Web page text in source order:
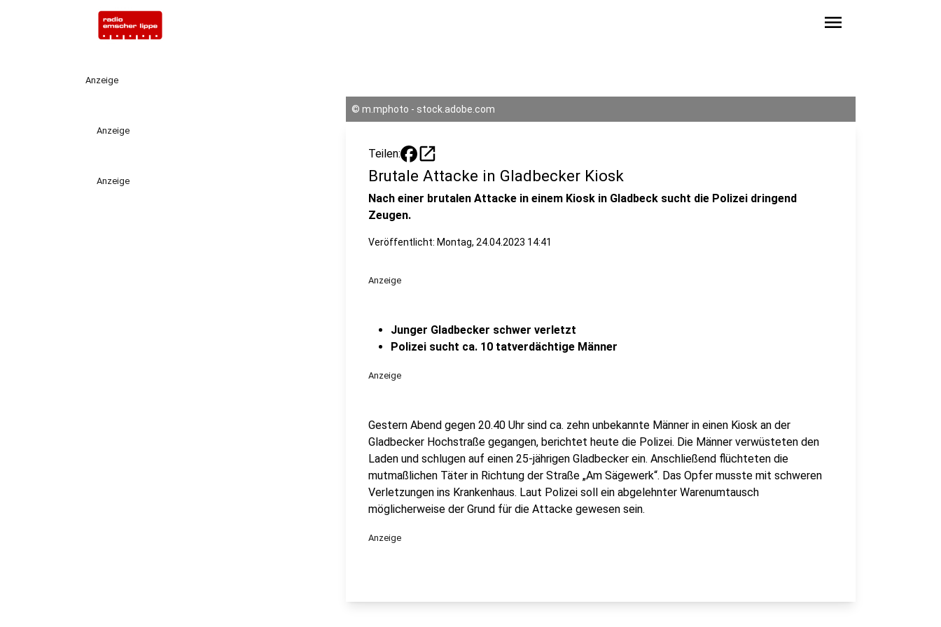
menu
Anzeige
Anzeige
Anzeige
© m.mphoto - stock.adobe.com
Teilen: open_in_new
Brutale Attacke in Gladbecker Kiosk
Nach einer brutalen Attacke in einem Kiosk in Gladbeck sucht die Polizei dringend
Zeugen.
Veröffentlicht: Montag, 24.04.2023 14:41
Anzeige
Junger Gladbecker schwer verletzt
Polizei sucht ca. 10 tatverdächtige Männer
Anzeige
Gestern Abend gegen 20.40 Uhr sind ca. zehn unbekannte Männer in einen Kiosk an der
Gladbecker Hochstraße gegangen, berichtet heute die Polizei. Die Männer verwüsteten den
Laden und schlugen auf einen 25-jährigen Gladbecker ein. Anschließend flüchteten die
mutmaßlichen Täter in Richtung der Straße „Am Sägewerk“. Das Opfer musste mit schweren
Verletzungen ins Krankenhaus. Laut Polizei soll ein abgelehnter Warenumtausch
möglicherweise der Grund für die Attacke gewesen sein.
Anzeige